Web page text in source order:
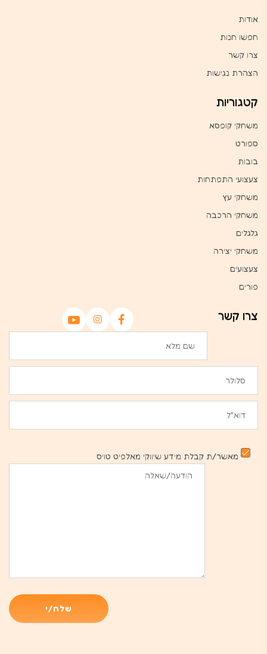
אודות
חפשו חנות
צרו קשר
הצהרת נגישות
קטגוריות
משחקי קופסא
ספורט
בובות
צעצועי התפתחות
משחקי עץ
משחקי הרכבה
גלגלים
משחקי יצירה
צעצועים
פורים
צרו קשר
מאשר/ת קבלת מידע שיווקי מאלפיט טויס